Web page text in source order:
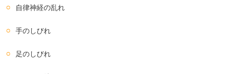
自律神経の乱れ
手のしびれ
足のしびれ